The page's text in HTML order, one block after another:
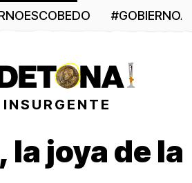
INSURGENTE
la joya de la